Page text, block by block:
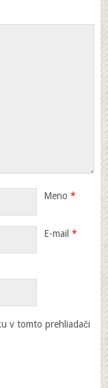
Meno *
E-mail *
v tomto prehliadači